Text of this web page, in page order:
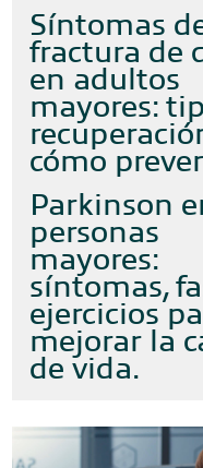
Síntomas
fractura de
en adultos
mayores:
cómo
Parkinson
personas
mayores:
síntomas,
ejercicios
mejorar la
de vida